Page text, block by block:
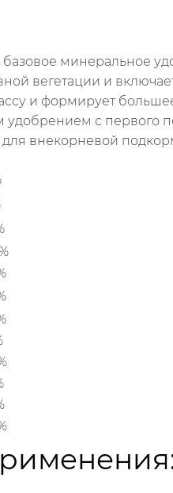
минеральное
вегетации и
и формирует
удобрением с первого
внекорневой